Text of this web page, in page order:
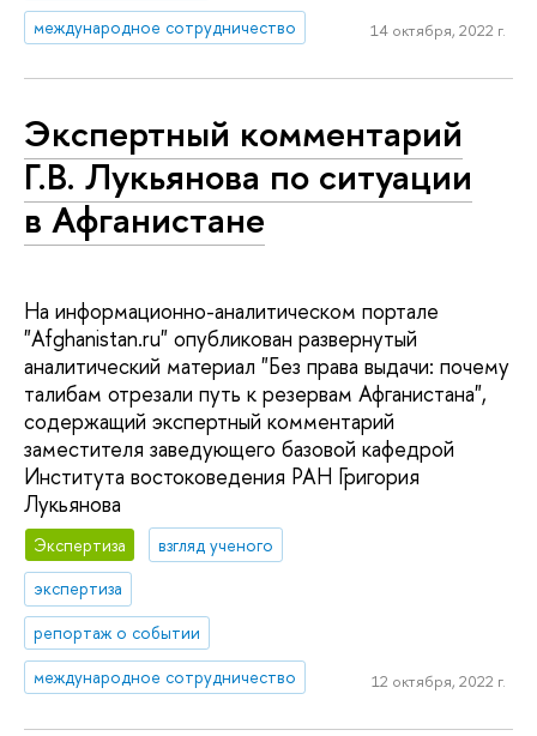
международное сотрудничество
14 октября, 2022 г.
Экспертный комментарий
Г.В. Лукьянова по ситуации
в Афганистане
На информационно-аналитическом портале
"Afghanistan.ru" опубликован развернутый
аналитический материал "Без права выдачи: почему
талибам отрезали путь к резервам Афганистана",
содержащий экспертный комментарий
заместителя заведующего базовой кафедрой
Института востоковедения РАН Григория
Лукьянова
Экспертиза
взгляд ученого
экспертиза
репортаж о событии
международное сотрудничество
12 октября, 2022 г.